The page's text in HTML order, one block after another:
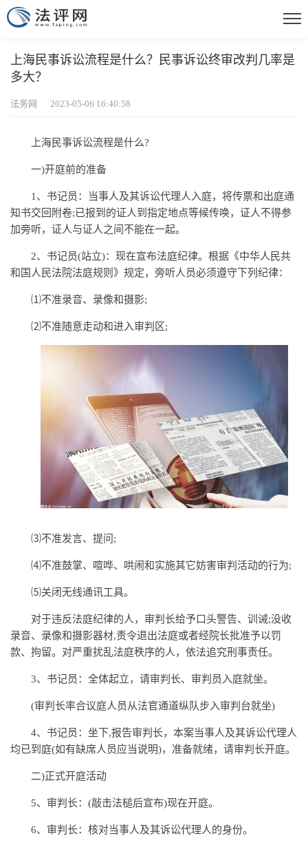
上海民事诉讼流程是什么？民事诉讼终审改判几率是
多大？
法务网 2023-05-06 16:40:58
上海民事诉讼流程是什么?
一)开庭前的准备
1、书记员：当事人及其诉讼代理人入庭，将传票和出庭通
知书交回附卷;已报到的证人到指定地点等候传唤，证人不得参
加旁听，证人与证人之间不能在一起。
2、书记员(站立)：现在宣布法庭纪律。根据《中华人民共
和国人民法院法庭规则》规定，旁听人员必须遵守下列纪律：
⑴不准录音、录像和摄影;
⑵不准随意走动和进入审判区;
⑶不准发言、提问;
⑷不准鼓掌、喧哗、哄闹和实施其它妨害审判活动的行为;
⑸关闭无线通讯工具。
对于违反法庭纪律的人，审判长给予口头警告、训诫;没收
录音、录像和摄影器材,责令退出法庭或者经院长批准予以罚
款、拘留。对严重扰乱法庭秩序的人，依法追究刑事责任。
3、书记员：全体起立，请审判长、审判员入庭就坐。
(审判长率合议庭人员从法官通道纵队步入审判台就坐)
4、书记员：坐下,报告审判长，本案当事人及其诉讼代理人
均已到庭(如有缺席人员应当说明)，准备就绪，请审判长开庭。
二)正式开庭活动
5、审判长：(敲击法槌后宣布)现在开庭。
6、审判长：核对当事人及其诉讼代理人的身份。